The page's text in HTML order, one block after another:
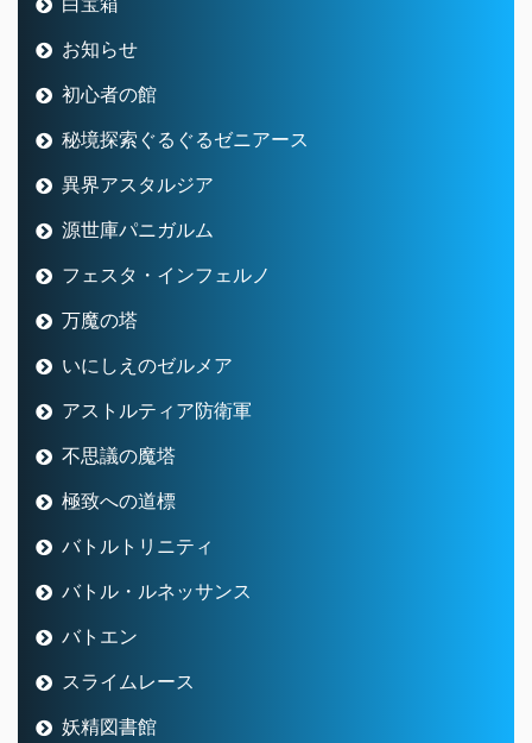
お知らせ
初心者の館
秘境探索ぐるぐるゼニアース
異界アスタルジア
源世庫パニガルム
フェスタ・インフェルノ
万魔の塔
いにしえのゼルメア
アストルティア防衛軍
不思議の魔塔
極致への道標
バトルトリニティ
バトル・ルネッサンス
バトエン
スライムレース
妖精図書館